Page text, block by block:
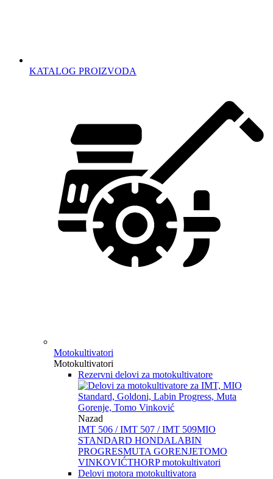
KATALOG PROIZVODA
Motokultivatori
Motokultivatori
Rezervni delovi za motokultivatore
Nazad
IMT 506 / IMT 507 / IMT 509MIO
STANDARD HONDALABIN
PROGRESMUTA GORENJETOMO
VINKOVIĆTHORP motokultivatori
Delovi motora motokultivatora